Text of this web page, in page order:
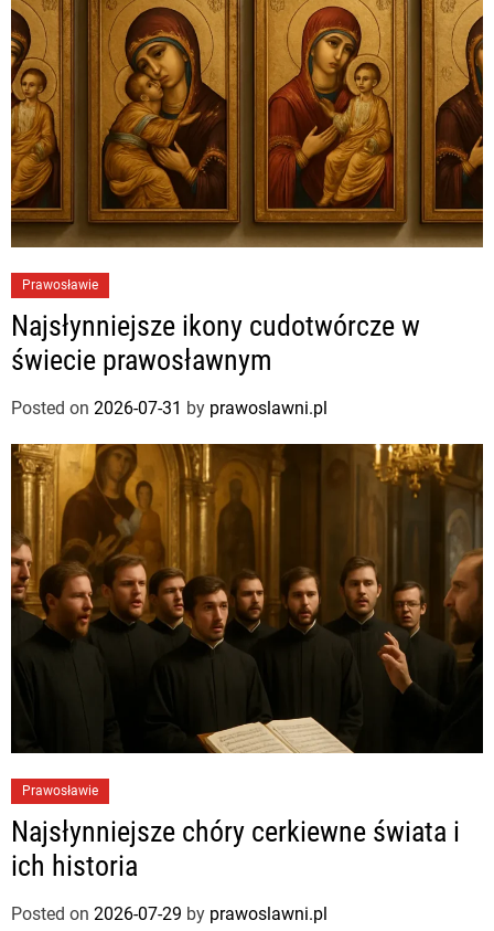
Prawosławie
Najsłynniejsze ikony cudotwórcze w
świecie prawosławnym
Posted on 2026-07-31 by prawoslawni.pl
Prawosławie
Najsłynniejsze chóry cerkiewne świata i
ich historia
Posted on 2026-07-29 by prawoslawni.pl